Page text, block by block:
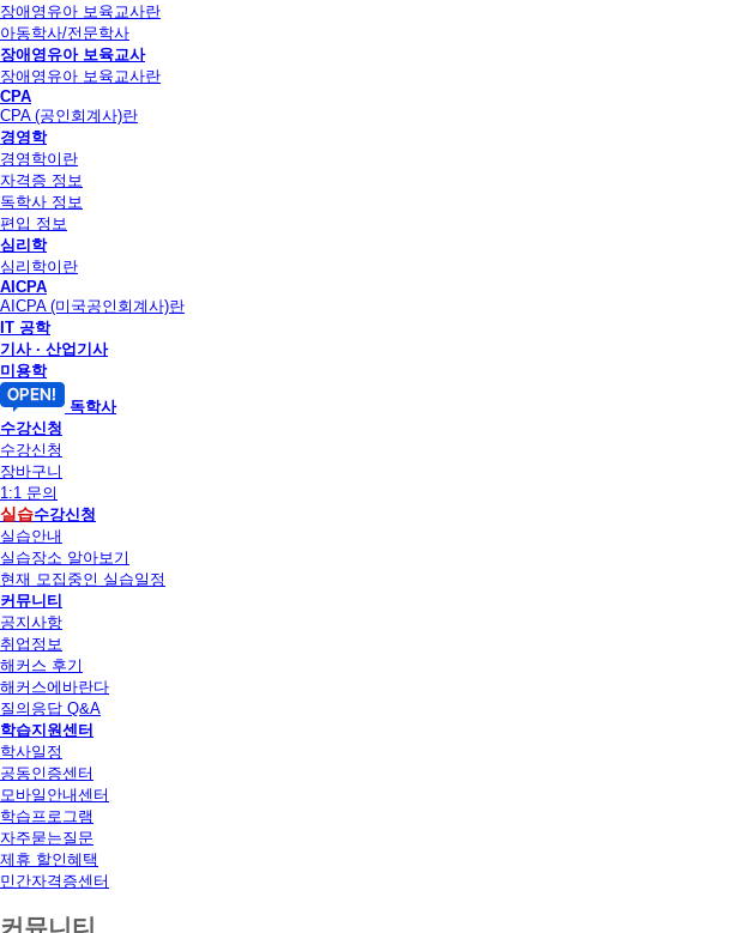
장애영유아 보육교사란
아동학사/전문학사
장애영유아 보육교사
장애영유아 보육교사란
CPA
CPA (공인회계사)란
경영학
경영학이란
자격증 정보
독학사 정보
편입 정보
심리학
심리학이란
AICPA
AICPA (미국공인회계사)란
IT 공학
기사 · 산업기사
미용학
독학사
수강신청
수강신청
장바구니
1:1 문의
실습수강신청
실습안내
실습장소 알아보기
현재 모집중인 실습일정
커뮤니티
공지사항
취업정보
해커스 후기
해커스에바란다
질의응답 Q&A
학습지원센터
학사일정
공동인증센터
모바일안내센터
학습프로그램
자주묻는질문
제휴 할인혜택
민간자격증센터
커뮤니티